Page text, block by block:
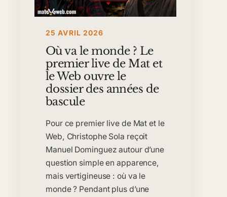
25 AVRIL 2026
Où va le monde ? Le
premier live de Mat et
le Web ouvre le
dossier des années de
bascule
Pour ce premier live de Mat et le
Web, Christophe Sola reçoit
Manuel Dominguez autour d’une
question simple en apparence,
mais vertigineuse : où va le
monde ? Pendant plus d’une